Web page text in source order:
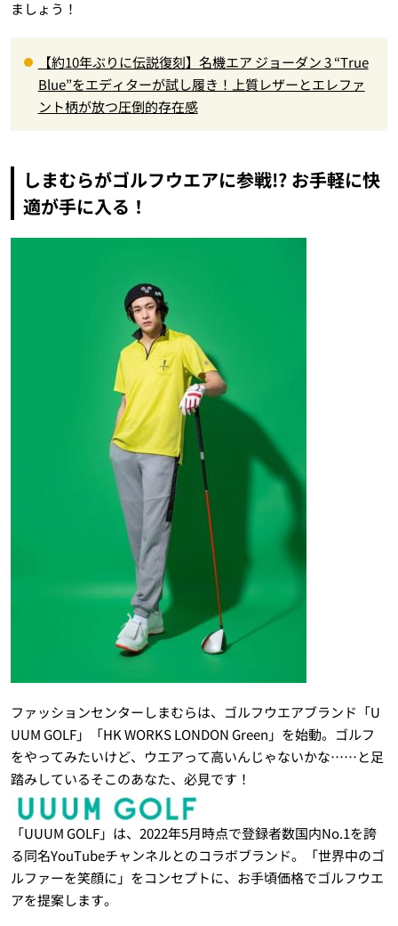
ましょう！
【約10年ぶりに伝説復刻】名機エア ジョーダン 3 “True
Blue”をエディターが試し履き！上質レザーとエレファ
ント柄が放つ圧倒的存在感
しまむらがゴルフウエアに参戦!? お手軽に快
適が手に入る！
ファッションセンターしまむらは、ゴルフウエアブランド「U
UUM GOLF」「HK WORKS LONDON Green」を始動。ゴルフ
をやってみたいけど、ウエアって高いんじゃないかな……と足
踏みしているそこのあなた、必見です！
「UUUM GOLF」は、2022年5月時点で登録者数国内No.1を誇
る同名YouTubeチャンネルとのコラボブランド。「世界中のゴ
ルファーを笑顔に」をコンセプトに、お手頃価格でゴルフウエ
アを提案します。